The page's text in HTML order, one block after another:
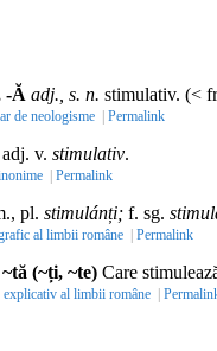
-Ă adj., s. n. stimulativ. (<
de neologisme | Permalink
adj. v. stimulativ.
| Permalink
pl. stimulánți; f. sg.
al limbii române | Permalink
(~ți, ~te) Care
al limbii române |